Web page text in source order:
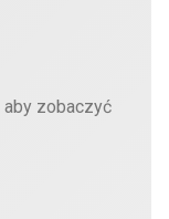
zobaczyć